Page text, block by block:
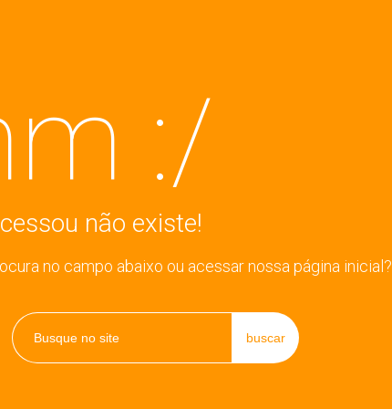
:/
não existe!
no campo abaixo ou acessar nossa página inicial?